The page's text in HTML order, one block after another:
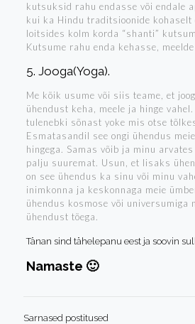
kutsuksid rahu endasse või endale
kui ka Hindu traditsioonide kohaselt
loitsides kolm korda “shanti”
Kutsume rahu enda kehasse,
5. Jooga(Yoga).
Me kõik usume või siis teame, et
ühendust keha, meele ja hinge vahel.
tulenebki sõnast yoke mis otse
Esmatasandil see ongi ühendus
hingega. Samas võib ja minu
palju suuremat. Usun, et lisaks
on see ühendus ka sinu või minu
inimkonna ja keskonnaga meie
ühendus kosmose või universumiga
ühendust tõega.
Tänan sind tähelepanu eest ja soovin
Namaste 🙂
Sarnased postitused